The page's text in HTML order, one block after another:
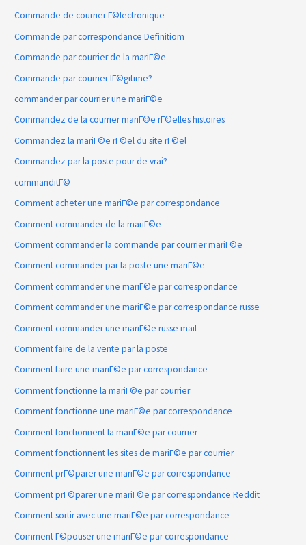
Commande de courrier Г©lectronique
Commande par correspondance Definitiom
Commande par courrier de la mariГ©e
Commande par courrier lГ©gitime?
commander par courrier une mariГ©e
Commandez de la courrier mariГ©e rГ©elles histoires
Commandez la mariГ©e rГ©el du site rГ©el
Commandez par la poste pour de vrai?
commanditГ©
Comment acheter une mariГ©e par correspondance
Comment commander de la mariГ©e
Comment commander la commande par courrier mariГ©e
Comment commander par la poste une mariГ©e
Comment commander une mariГ©e par correspondance
Comment commander une mariГ©e par correspondance russe
Comment commander une mariГ©e russe mail
Comment faire de la vente par la poste
Comment faire une mariГ©e par correspondance
Comment fonctionne la mariГ©e par courrier
Comment fonctionne une mariГ©e par correspondance
Comment fonctionnent la mariГ©e par courrier
Comment fonctionnent les sites de mariГ©e par courrier
Comment prГ©parer une mariГ©e par correspondance
Comment prГ©parer une mariГ©e par correspondance Reddit
Comment sortir avec une mariГ©e par correspondance
Comment Г©pouser une mariГ©e par correspondance